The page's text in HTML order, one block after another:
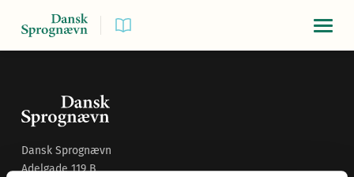
Dansk Sprognævn
Adelgade 119 B